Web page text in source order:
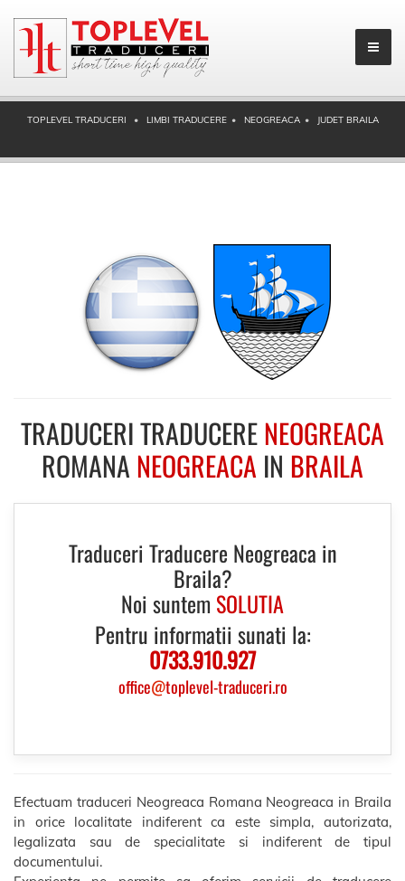
TOPLEVEL TRADUCERI LIMBI TRADUCERE NEOGREACA JUDET BRAILA
TRADUCERI TRADUCERENEOGREACA
ROMANA NEOGREACA IN BRAILA
Traduceri Traducere Neogreaca in
Braila?
Noi suntem SOLUTIA
Pentru informatii sunati la:
0733.910.927
office@toplevel-traduceri.ro
Efectuam traduceri Neogreaca Romana Neogreaca in Braila
in orice localitate indiferent ca este simpla, autorizata,
legalizata sau de specialitate si indiferent de tipul
documentului.